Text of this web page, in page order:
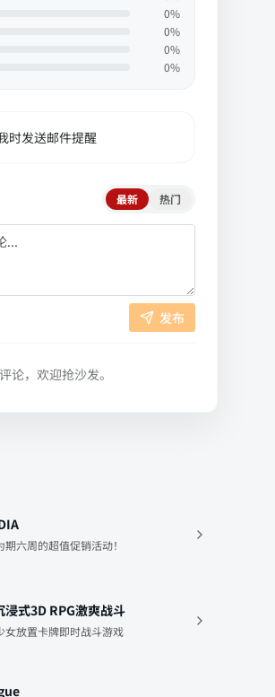
0%
0%
0%
0%
时发送邮件提醒
最新 热门
发布
论，欢迎抢沙发。
六周的超值促销活动！
式3D RPG激爽战斗
女放置卡牌即时战斗游戏